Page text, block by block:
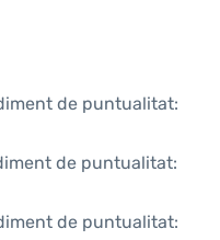
de puntualitat:
de puntualitat:
de puntualitat: